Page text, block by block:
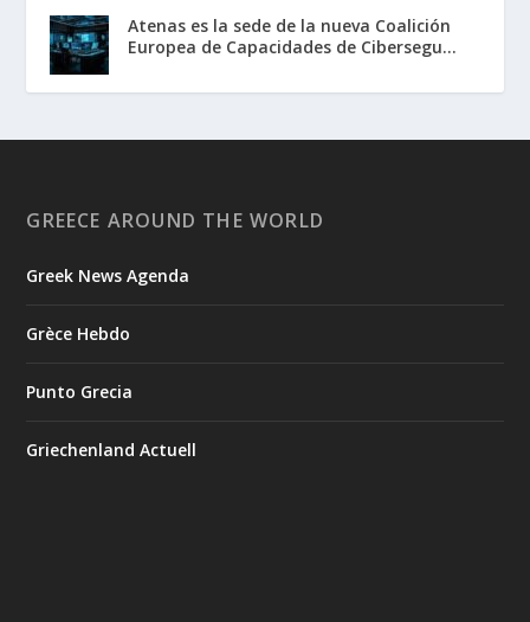
Atenas es la sede de la nueva Coalición
Europea de Capacidades de Cibersegu...
GREECE AROUND THE WORLD
Greek News Agenda
Grèce Hebdo
Punto Grecia
Griechenland Actuell